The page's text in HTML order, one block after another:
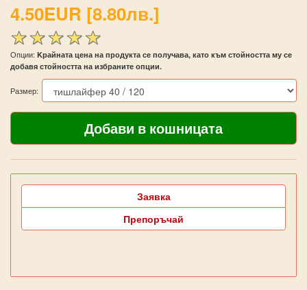
4.50EUR [8.80лв.]
Опции: Kрайната цена на продукта се получава, като към стойността му се
добавя стойността на избраните опции.
Размер:
Заявка
Препоръчай